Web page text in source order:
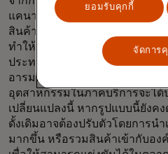
แคนาดา พบว่าผู้ซื้อให้ความสำ
สินค้าทางกายภาพ ส่วนหนึ่งเป็น
ทำให้สินค้าทางกายภาพมีราคาสู
ประทานอาหาร และกิจกรรมยา
อารมณ์และความพึงพอใจส่วนบุ
อุตสาหกรรมในภาคบริการจะได้
เปลี่ยนแปลงนี้ หากรูปแบบนี้ยังค
ดั้งเดิมอาจต้องปรับตัวโดยการ
มากขึ้น หรือรวมสินค้าเข้ากับอ
ยอมรับคุกกี้
จัดการ